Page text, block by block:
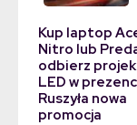
Kup laptop
Nitro lub
odbierz
LED w
Ruszyła nowa
promocja